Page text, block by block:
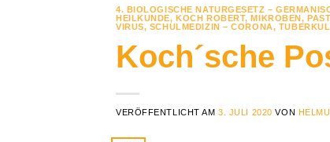
4. BIOLOGISCHE NATURGESETZ –
HEILKUNDE,KOCH ROBERT,MIKROBEN,
VIRUS, SCHULMEDIZIN – CORONA,
Koch´sche
VERÖFFENTLICHT AM3. JULI 2020 VON